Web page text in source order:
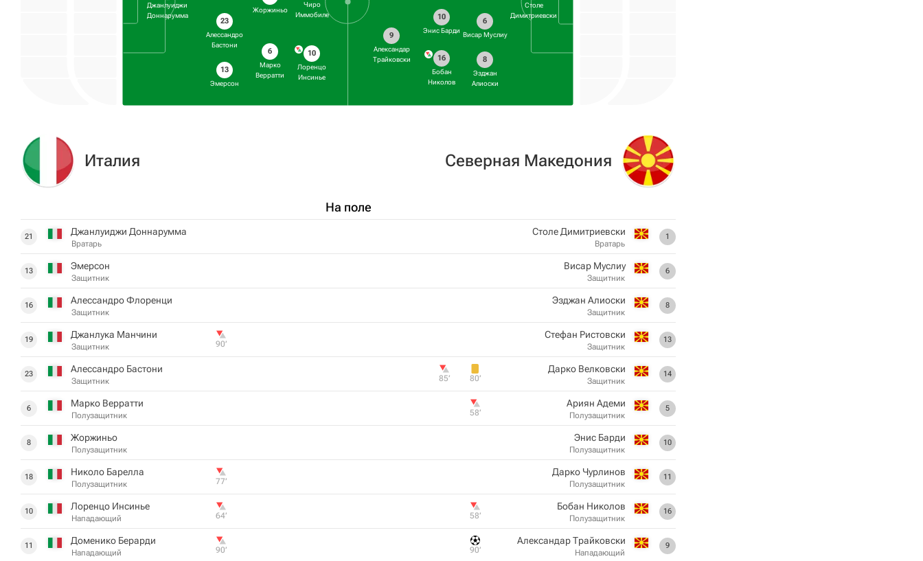
Джанлуиджи
Доннарумма
23
Алессандро
Бастони
13
Эмерсон
Жоржиньо
6
Марко
Верратти
Чиро
Иммобиле
10
Лоренцо
Инсинье
Столе
Димитриевски
6
Висар Муслиу
8
Эзджан
Алиоски
10
Энис Барди
16
Бобан
Николов
9
Александар
Трайковски
Италия
На поле
21 Джанлуиджи Доннарумма
Вратарь
13 Эмерсон
Защитник
16 Алессандро Флоренци
Защитник
19 Джанлука Манчини
Защитник 90‎’‎
23 Алессандро Бастони
Защитник
6 Марко Верратти
Полузащитник
8 Жоржиньо
Полузащитник
18 Николо Барелла
Полузащитник 77‎’‎
10 Лоренцо Инсинье
Нападающий 64‎’‎
11 Доменико Берарди
Нападающий 90‎’‎
Северная Македония
1
Столе Димитриевски
Вратарь
6
Висар Муслиу
Защитник
8
Эзджан Алиоски
Защитник
13
Стефан Ристовски
Защитник
14
Дарко Велковски
Защитник
80‎’‎
85‎’‎
5
Ариян Адеми
Полузащитник
58‎’‎
10
Энис Барди
Полузащитник
11
Дарко Чурлинов
Полузащитник
16
Бобан Николов
Полузащитник
58‎’‎
9
Александар Трайковски
Нападающий
90‎’‎